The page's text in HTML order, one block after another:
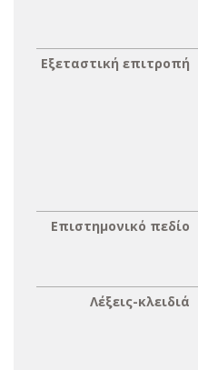
Εξεταστική επιτροπή
Επιστημονικό πεδίο
Λέξεις-κλειδιά